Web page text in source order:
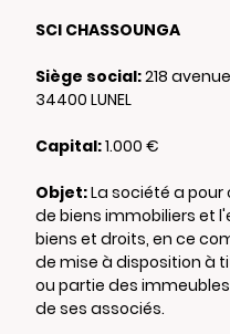
SCI CHASSOUNGA
Siège social:218
34400 LUNEL
Capital:1.000 €
Objet:La société a pour
de biens immobiliers et
biens et droits, en ce
de mise à disposition à
ou partie des immeubles
de ses associés.